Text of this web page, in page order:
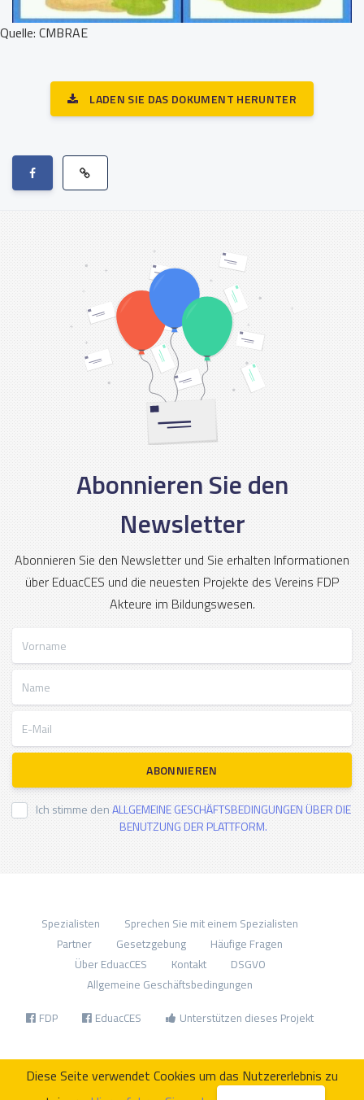
Quelle: CMBRAE
LADEN SIE DAS DOKUMENT HERUNTER
Abonnieren Sie den
Newsletter
Abonnieren Sie den Newsletter und Sie erhalten Informationen
über EduacCES und die neuesten Projekte des Vereins FDP
Akteure im Bildungswesen.
ABONNIEREN
Ich stimme denALLGEMEINE GESCHÄFTSBEDINGUNGEN ÜBER DIE
BENUTZUNG DER PLATTFORM.
Spezialisten
Sprechen Sie mit einem Spezialisten
Partner
Gesetzgebung
Häufige Fragen
Über EduacCES
Kontakt
DSGVO
Allgemeine Geschäftsbedingungen
FDP EduacCES Unterstützen dieses Projekt
Diese Seite verwendet Cookies um das Nutzererlebnis zu